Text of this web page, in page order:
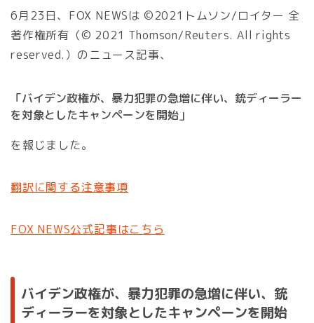
6月23日、FOX NEWSは ©2021トムソン/ロイター 全
著作権所有（© 2021 Thomson/Reuters. All rights
reserved.）のニュース記事、
「バイデン政権が、暴力犯罪の急増に伴い、銃ディーラー
を対象としたキャンペーンを開始」
を報じました。
翻訳に関する注意事項
FOX NEWS公式記事はこちら
バイデン政権が、暴力犯罪の急増に伴い、銃
ディーラーを対象としたキャンペーンを開始